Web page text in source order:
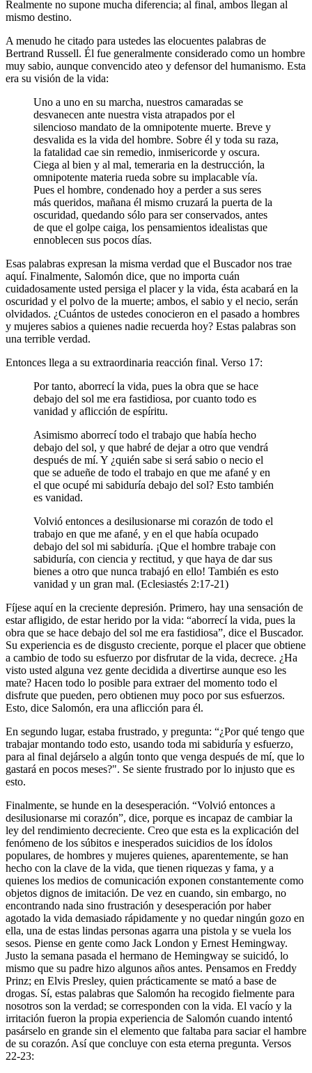
Realmente no supone mucha diferencia; al final, ambos llegan al
mismo destino.
A menudo he citado para ustedes las elocuentes palabras de
Bertrand Russell. Él fue generalmente considerado como un hombre
muy sabio, aunque convencido ateo y defensor del humanismo. Esta
era su visión de la vida:
Uno a uno en su marcha, nuestros camaradas se
desvanecen ante nuestra vista atrapados por el
silencioso mandato de la omnipotente muerte. Breve y
desvalida es la vida del hombre. Sobre él y toda su raza,
la fatalidad cae sin remedio, inmisericorde y oscura.
Ciega al bien y al mal, temeraria en la destrucción, la
omnipotente materia rueda sobre su implacable vía.
Pues el hombre, condenado hoy a perder a sus seres
más queridos, mañana él mismo cruzará la puerta de la
oscuridad, quedando sólo para ser conservados, antes
de que el golpe caiga, los pensamientos idealistas que
ennoblecen sus pocos días.
Esas palabras expresan la misma verdad que el Buscador nos trae
aquí. Finalmente, Salomón dice, que no importa cuán
cuidadosamente usted persiga el placer y la vida, ésta acabará en la
oscuridad y el polvo de la muerte; ambos, el sabio y el necio, serán
olvidados. ¿Cuántos de ustedes conocieron en el pasado a hombres
y mujeres sabios a quienes nadie recuerda hoy? Estas palabras son
una terrible verdad.
Entonces llega a su extraordinaria reacción final. Verso 17:
Por tanto, aborrecí la vida, pues la obra que se hace
debajo del sol me era fastidiosa, por cuanto todo es
vanidad y aflicción de espíritu.
Asimismo aborrecí todo el trabajo que había hecho
debajo del sol, y que habré de dejar a otro que vendrá
después de mí. Y ¿quién sabe si será sabio o necio el
que se adueñe de todo el trabajo en que me afané y en
el que ocupé mi sabiduría debajo del sol? Esto también
es vanidad.
Volvió entonces a desilusionarse mi corazón de todo el
trabajo en que me afané, y en el que había ocupado
debajo del sol mi sabiduría. ¡Que el hombre trabaje con
sabiduría, con ciencia y rectitud, y que haya de dar sus
bienes a otro que nunca trabajó en ello! También es esto
vanidad y un gran mal. (Eclesiastés 2:17-21)
Fíjese aquí en la creciente depresión. Primero, hay una sensación de
estar afligido, de estar herido por la vida: “aborrecí la vida, pues la
obra que se hace debajo del sol me era fastidiosa”, dice el Buscador.
Su experiencia es de disgusto creciente, porque el placer que obtiene
a cambio de todo su esfuerzo por disfrutar de la vida, decrece. ¿Ha
visto usted alguna vez gente decidida a divertirse aunque eso les
mate? Hacen todo lo posible para extraer del momento todo el
disfrute que pueden, pero obtienen muy poco por sus esfuerzos.
Esto, dice Salomón, era una aflicción para él.
En segundo lugar, estaba frustrado, y pregunta: “¿Por qué tengo que
trabajar montando todo esto, usando toda mi sabiduría y esfuerzo,
para al final dejárselo a algún tonto que venga después de mí, que lo
gastará en pocos meses?". Se siente frustrado por lo injusto que es
esto.
Finalmente, se hunde en la desesperación. “Volvió entonces a
desilusionarse mi corazón”, dice, porque es incapaz de cambiar la
ley del rendimiento decreciente. Creo que esta es la explicación del
fenómeno de los súbitos e inesperados suicidios de los ídolos
populares, de hombres y mujeres quienes, aparentemente, se han
hecho con la clave de la vida, que tienen riquezas y fama, y a
quienes los medios de comunicación exponen constantemente como
objetos dignos de imitación. De vez en cuando, sin embargo, no
encontrando nada sino frustración y desesperación por haber
agotado la vida demasiado rápidamente y no quedar ningún gozo en
ella, una de estas lindas personas agarra una pistola y se vuela los
sesos. Piense en gente como Jack London y Ernest Hemingway.
Justo la semana pasada el hermano de Hemingway se suicidó, lo
mismo que su padre hizo algunos años antes. Pensamos en Freddy
Prinz; en Elvis Presley, quien prácticamente se mató a base de
drogas. Sí, estas palabras que Salomón ha recogido fielmente para
nosotros son la verdad; se corresponden con la vida. El vacío y la
irritación fueron la propia experiencia de Salomón cuando intentó
pasárselo en grande sin el elemento que faltaba para saciar el hambre
de su corazón. Así que concluye con esta eterna pregunta. Versos
22-23: